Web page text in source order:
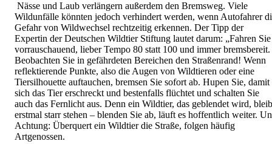
Nässe und Laub verlängern außerdem den Bremsweg. Viele
Wildunfälle könnten jedoch verhindert werden, wenn Autofahrer
Gefahr von Wildwechsel rechtzeitig erkennen. Der Tipp der
Expertin der Deutschen Wildtier Stiftung lautet darum: „Fahren Sie
vorrauschauend, lieber Tempo 80 statt 100 und immer bremsbereit.
Beobachten Sie in gefährdeten Bereichen den Straßenrand! Wenn
reflektierende Punkte, also die Augen von Wildtieren oder eine
Tiersilhouette auftauchen, bremsen Sie sofort ab. Hupen Sie, damit
sich das Tier erschreckt und bestenfalls flüchtet und schalten Sie
auch das Fernlicht aus. Denn ein Wildtier, das geblendet wird,
erstmal starr stehen – blenden Sie ab, läuft es hoffentlich weiter.
Achtung: Überquert ein Wildtier die Straße, folgen häufig
Artgenossen.